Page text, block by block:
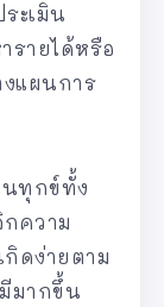
ะเมิน
รายได้หรือ
งแผนการ
นทุกข์ทั้ง
ความ
ดง่ายตาม
มากขึ้น